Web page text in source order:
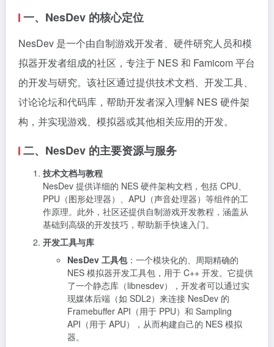
一、NesDev 的核心定位
NesDev 是一个由自制游戏开发者、硬件研究人员和模
拟器开发者组成的社区，专注于 NES 和 Famicom 平台
的开发与研究。该社区通过提供技术文档、开发工具、
讨论论坛和代码库，帮助开发者深入理解 NES 硬件架
构，并实现游戏、模拟器或其他相关应用的开发。
二、NesDev 的主要资源与服务
技术文档与教程
NesDev 提供详细的 NES 硬件架构文档，包括 CPU、
PPU（图形处理器）、APU（声音处理器）等组件的工
作原理。此外，社区还提供自制游戏开发教程，涵盖从
基础到高级的开发技巧，帮助新手快速入门。
开发工具与库
NesDev 工具包：一个模块化的、周期精确的
NES 模拟器开发工具包，用于 C++ 开发。它提供
了一个静态库（libnesdev），开发者可以通过实
现媒体后端（如 SDL2）来连接 NesDev 的
Framebuffer API（用于 PPU）和 Sampling
API（用于 APU），从而构建自己的 NES 模拟
器。